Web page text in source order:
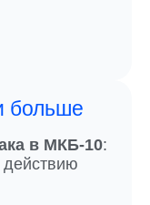
больше
в МКБ-10: